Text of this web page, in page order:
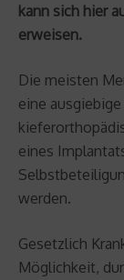
kann sich hier
erweisen.
Die meisten
eine
eines
werden.
Gesetzlich
Möglichkeit,